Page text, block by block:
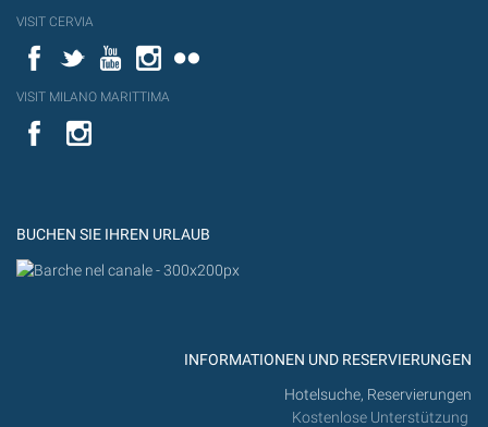
VISIT CERVIA
FacebookTwitterYouTubeInstagram
VISIT MILANO MARITTIMA
YouTube
BUCHEN SIE IHREN URLAUB
INFORMATIONEN UND RESERVIERUNGEN
Hotelsuche, Reservierungen
Kostenlose Unterstützung